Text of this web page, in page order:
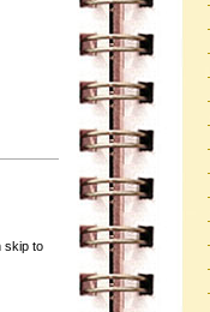
skip to